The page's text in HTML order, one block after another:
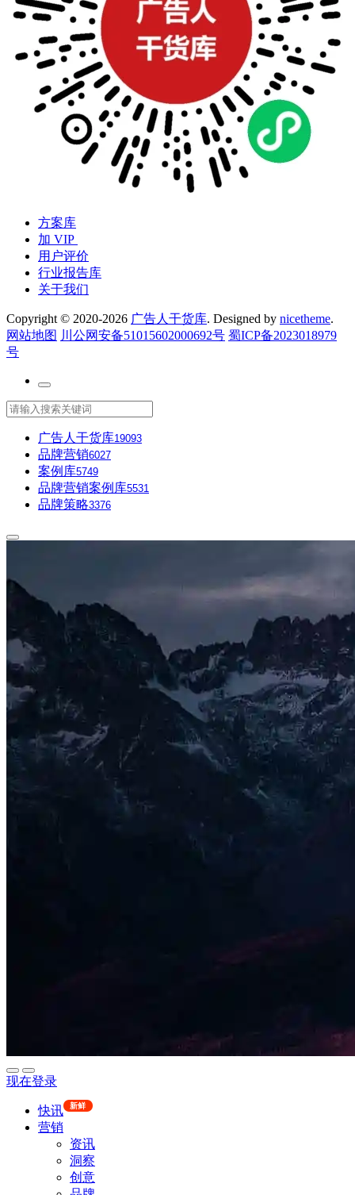
方案库
加 VIP
用户评价
行业报告库
关于我们
Copyright © 2020-2026 广告人干货库. Designed by nicetheme.
网站地图 川公网安备51015602000692号 蜀ICP备2023018979
号
广告人干货库19093
品牌营销6027
案例库5749
品牌营销案例库5531
品牌策略3376
现在登录
快讯 新鲜
营销
资讯
洞察
创意